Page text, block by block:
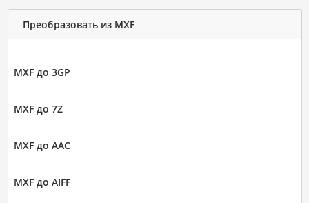
Преобразовать из MXF
MXF до 3GP
MXF до 7Z
MXF до AAC
MXF до AIFF